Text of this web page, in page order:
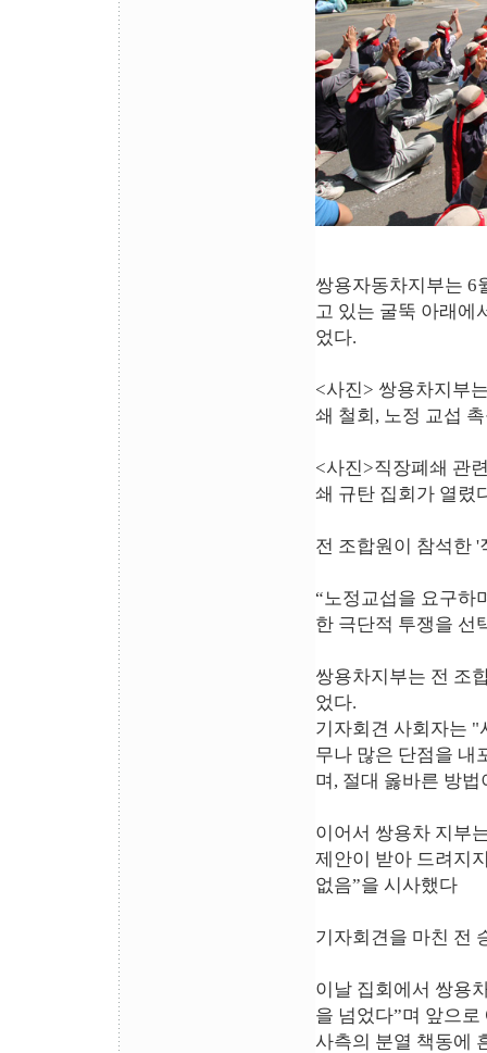
쌍용자동차지부는 6
고 있는 굴뚝 아래에
었다.
<사진> 쌍용차지부
쇄 철회, 노정 교섭
<사진>직장폐쇄 관
쇄 규탄 집회가 열렸
전 조합원이 참석한
“노정교섭을 요구하
한 극단적 투쟁을 선
쌍용차지부는 전 조
었다.
기자회견 사회자는 "
무나 많은 단점을 내
며, 절대 옳바른 방
이어서 쌍용차 지부
제안이 받아 드려지
없음”을 시사했다
기자회견을 마친 전
이날 집회에서 쌍용
을 넘었다”며 앞으
사측의 분열 책동에